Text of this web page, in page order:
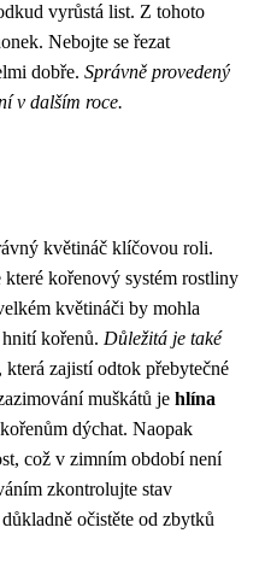
vyrůstá list. Z tohoto
Nebojte se řezat
dobře. Správně provedený
v dalším roce.
květináč klíčovou roli.
které kořenový systém rostliny
květináči by mohla
kořenů. Důležitá je také
, která zajistí odtok přebytečné
muškátů je hlína
dýchat. Naopak
což v zimním období není
zkontrolujte stav
očistěte od zbytků